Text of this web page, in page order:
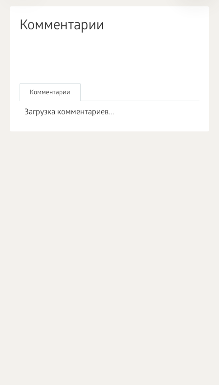
Комментарии
Комментарии
Загрузка комментариев...